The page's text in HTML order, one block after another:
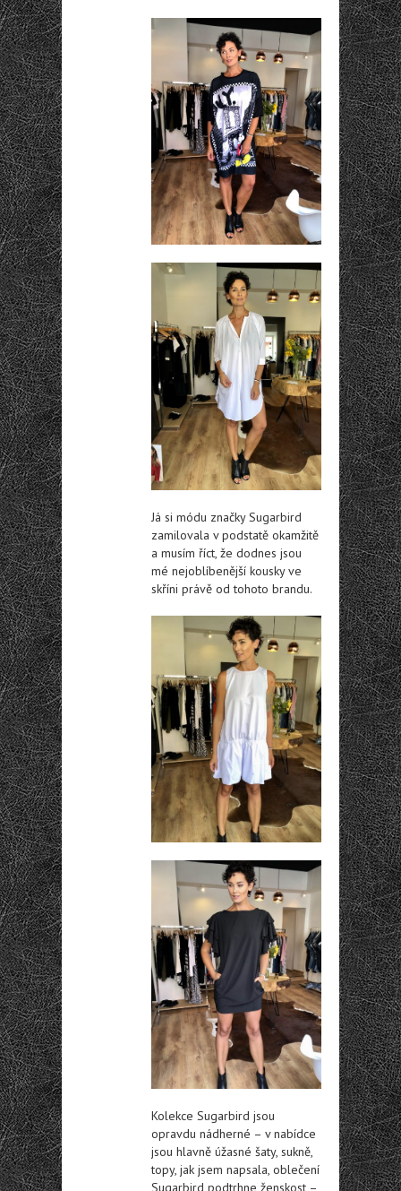
Já si módu značky Sugarbird
zamilovala v podstatě okamžitě
a musím říct, že dodnes jsou
mé nejoblíbenější kousky ve
skříni právě od tohoto brandu.
Kolekce Sugarbird jsou
opravdu nádherné – v nabídce
jsou hlavně úžasné šaty, sukně,
topy, jak jsem napsala, oblečení
Sugarbird podtrhne ženskost –